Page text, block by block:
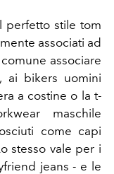
perfetto stile tom
associati ad
associare
ai bikers uomini
a costine o la t-
maschile
come capi
stesso vale per i
jeans - e le